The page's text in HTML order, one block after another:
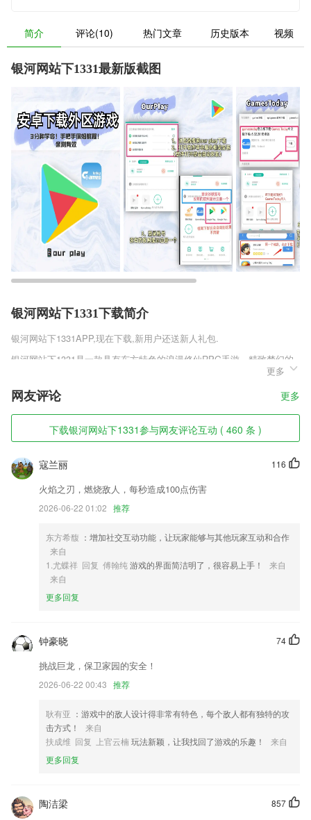
简介 评论(10) 热门文章 历史版本 视频
银河网站下1331最新版截图
银河网站下1331下载简介
银河网站下1331APP,现在下载,新用户还送新人礼包.
银河网站下1331是一款具有东方特色的浪漫修仙RPG手游，精致梦幻的
游戏画面，采用最酷炫的3D引擎制作，带给玩家全新的视觉体验，超大
无缝连接地图，设有多种影藏关卡，玩家可自由在其中寻找挑战，获取顶
级神器，浪漫情缘系统，邂逅你的今生良缘，对莽荒寻仙录官方版v1.0.1
这款游戏感兴趣的玩家赶紧来趣趣手游网下载体验吧。
银河网站下1331软件特色
1,最科学的课程系统设计：
2,班级圈
3,超多云游戏可以线上玩耍，无需下载安装，可以直接在软件内玩耍高品
质VR游戏；
4,优化市场应用下载速度。
5,传播信息多元化；
6,◆关注的书籍实时更新，热乎乎的提示立即飞到你手
银河网站下1331软件优势
2.收藏薄弱试题，随时排查重做
3.300道健康食谱，让您身体越吃越健康；太极、广场舞、运动养生讲
座，给爱好运动健身的中老年人提供了最丰富的教程。
息，支持文字、语音、图片、附件、网址链
5.基于学校官方信息系统的建设，数据准确，信息安全，界面更加美观，
使用体验更加流畅
修复崩溃率
更多
网友评论 更多
下载银河网站下1331参与网友评论互动 ( 460 条 )
116
寇兰丽
火焰之刃，燃烧敌人，每秒造成100点伤害
2026-06-22 01:02 推荐
东方希馥 ：增加社交互动功能，让玩家能够与其他玩家互动和合作
来自
1.尤蝶祥 回复 傅翰纯游戏的界面简洁明了，很容易上手！
来自
来自
更多回复
74
钟豪晓
挑战巨龙，保卫家园的安全！
2026-06-22 00:43 推荐
耿有亚 ：游戏中的敌人设计得非常有特色，每个敌人都有独特的攻
击方式！
来自
扶成维 回复 上官云楠 玩法新颖，让我找回了游戏的乐趣！
来自
更多回复
857
陶洁梁